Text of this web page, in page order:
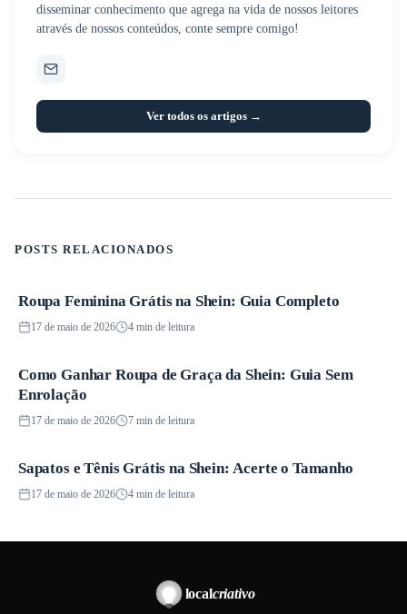
disseminar conhecimento que agrega na vida de nossos leitores
através de nossos conteúdos, conte sempre comigo!
Ver todos os artigos →
POSTS RELACIONADOS
Promoções
Roupa Feminina Grátis na Shein: Guia Completo
17 de maio de 2026 4 min de leitura
Promoções
Como Ganhar Roupa de Graça da Shein: Guia Sem
Enrolação
17 de maio de 2026 7 min de leitura
Promoções
Sapatos e Tênis Grátis na Shein: Acerte o Tamanho
17 de maio de 2026 4 min de leitura
localcriativo